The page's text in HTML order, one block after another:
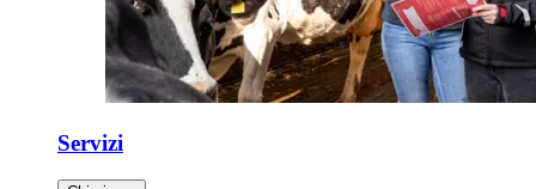
Servizi